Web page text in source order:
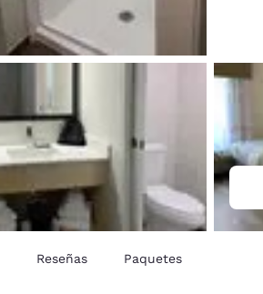
English
New Zealand
English
Reseñas Paquetes